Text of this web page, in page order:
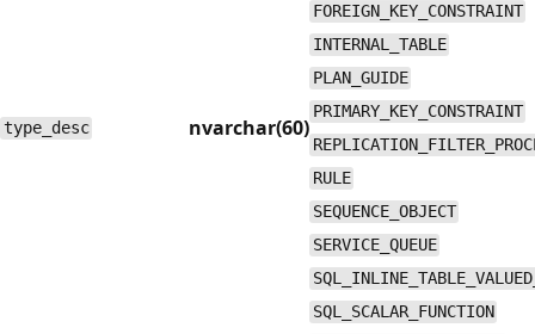
type_desc nvarchar(60)
FOREIGN_KEY_CONSTRAINT
INTERNAL_TABLE
PLAN_GUIDE
PRIMARY_KEY_CONSTRAINT
RULE
SEQUENCE_OBJECT
SERVICE_QUEUE
SQL_SCALAR_FUNCTION